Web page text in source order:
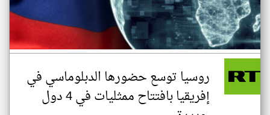
روسيا توسع حضورها الدبلوماسي في
إفريقيا بافتتاح ممثليات في 4 دول